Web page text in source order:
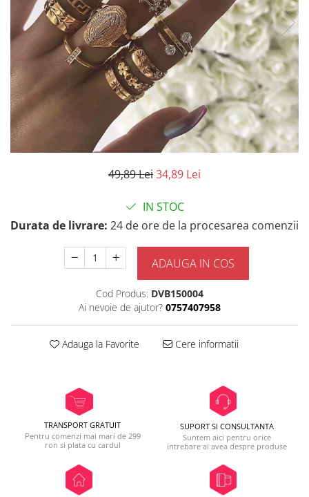
49,89 Lei34,89 Lei
IN STOC
Durata de livrare: 24 de ore de la procesarea comenzii
ADAUGA IN COS
Cod Produs: DVB150004
Ai nevoie de ajutor? 0757407958
Adauga la Favorite Cere informatii
TRANSPORT GRATUIT
Pentru comenzi mai mari de 299
ron si plata cu cardul
SUPORT SI CONSULTANTA
Suntem aici pentru orice
intrebare ai avea despre produse